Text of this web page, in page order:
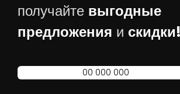
получайте выгодные
предложения и скидки!